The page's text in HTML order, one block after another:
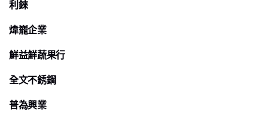
推薦廠商
利錸
推薦廠商
煒巃企業
推薦廠商
鮮益鮮蔬果行
推薦廠商
全文不銹鋼
推薦廠商
普為興業